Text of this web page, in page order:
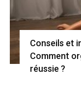
Conseils et
Comment
réussie ?